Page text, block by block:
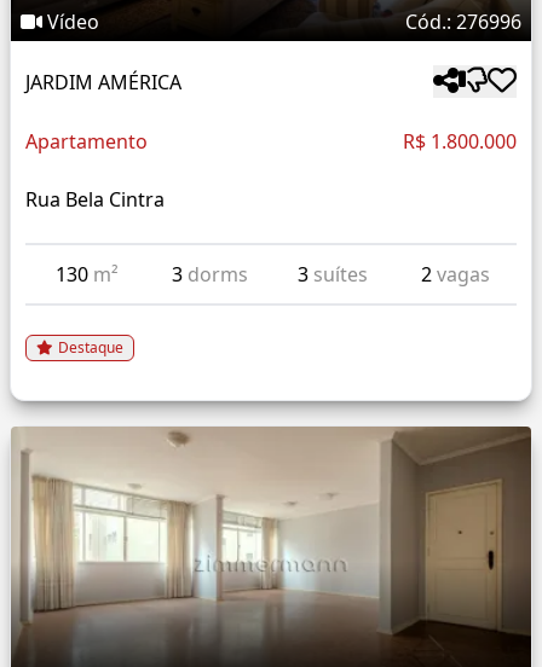
Vídeo Cód.: 276996
JARDIM AMÉRICA
Apartamento R$ 1.800.000
Rua Bela Cintra
130 m² 3 dorms 3 suítes 2vagas
Destaque